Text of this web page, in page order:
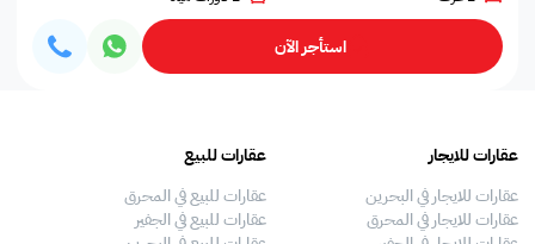
استأجر الآن
عقارات للايجار
عقارات للايجار في البحرين
عقارات للايجار في المحرق
عقارات للبيع
عقارات للبيع في المحرق
عقارات للبيع في الجفير